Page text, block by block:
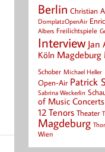
Berlin Christian
DomplatzOpenAir
Albers Freilichtspiele
Interview Jan
Köln Magdeburg
Schober Michael Heller
Open-Air Patrick
Sabrina Weckerlin
of Music Concerts
12 Tenors Theater
Magdeburg
Wien